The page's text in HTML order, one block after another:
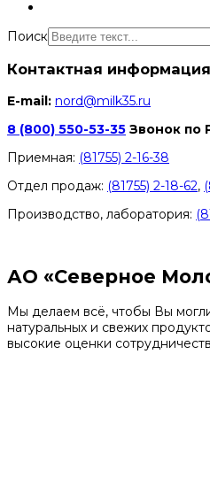
Поиск
Контактная информация
E-mail: nord@milk35.ru
8 (800) 550-53-35 Звонок по
Приемная: (81755) 2-16-38
Отдел продаж: (81755) 2-18-62,
Производство, лаборатория:
АО «Северное
Мы делаем всё, чтобы Вы
натуральных и свежих
высокие оценки